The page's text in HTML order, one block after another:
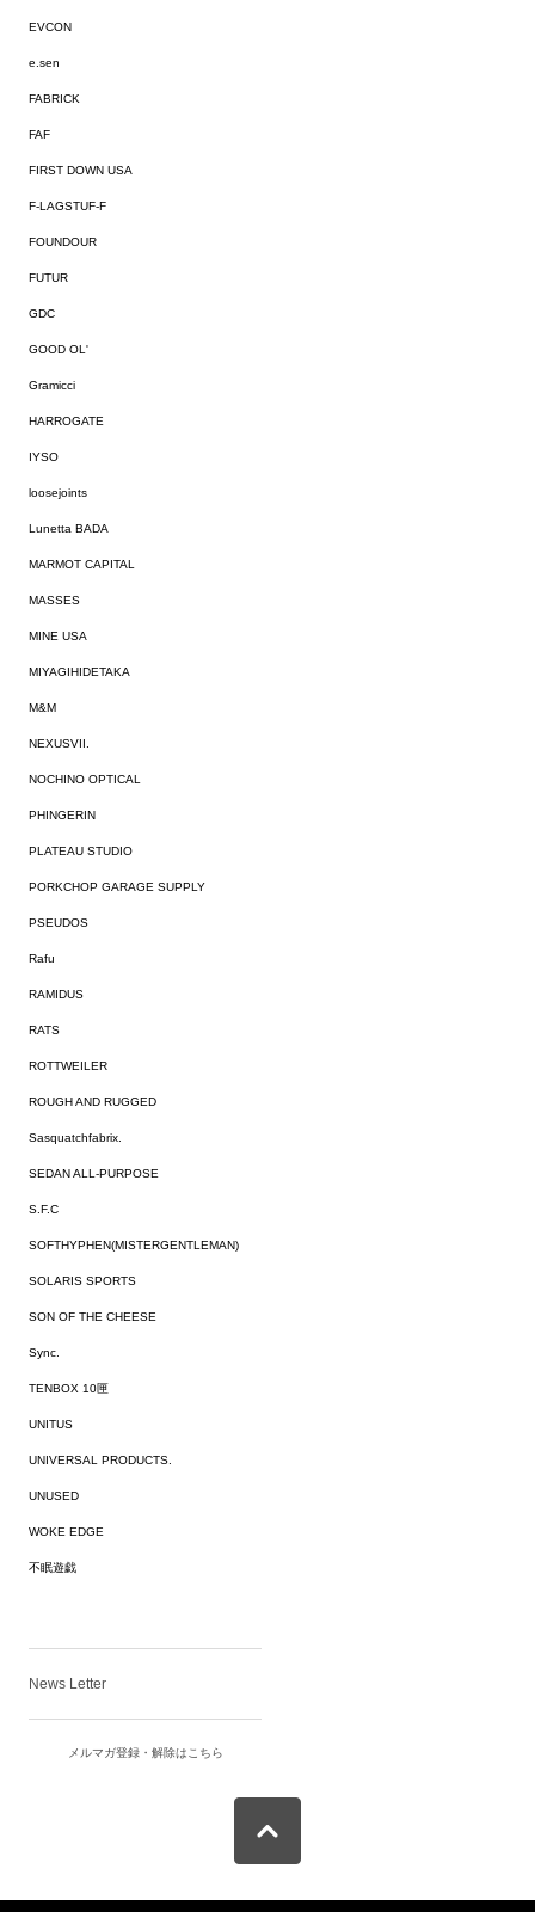
EVCON
e.sen
FABRICK
FAF
FIRST DOWN USA
F-LAGSTUF-F
FOUNDOUR
FUTUR
GDC
GOOD OL'
Gramicci
HARROGATE
IYSO
loosejoints
Lunetta BADA
MARMOT CAPITAL
MASSES
MINE USA
MIYAGIHIDETAKA
M&M
NEXUSVII.
NOCHINO OPTICAL
PHINGERIN
PLATEAU STUDIO
PORKCHOP GARAGE SUPPLY
PSEUDOS
Rafu
RAMIDUS
RATS
ROTTWEILER
ROUGH AND RUGGED
Sasquatchfabrix.
SEDAN ALL-PURPOSE
S.F.C
SOFTHYPHEN(MISTERGENTLEMAN)
SOLARIS SPORTS
SON OF THE CHEESE
Sync.
TENBOX 10匣
UNITUS
UNIVERSAL PRODUCTS.
UNUSED
WOKE EDGE
不眠遊戯
News Letter
メルマガ登録・解除はこちら